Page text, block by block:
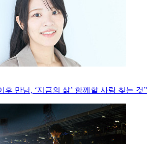
후 만남, ‘지금의 삶’ 함께할 사람 찾는 것”